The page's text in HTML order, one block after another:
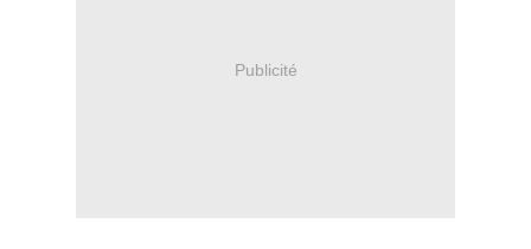
Publicité